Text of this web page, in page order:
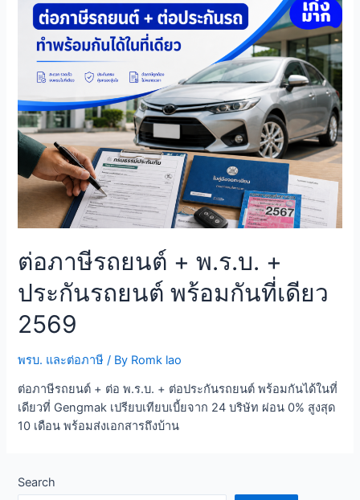
ต่อภาษีรถยนต์ + พ.ร.บ. +
ประกันรถยนต์ พร้อมกันที่เดียว
2569
พรบ. และต่อภาษี / By Romk lao
ต่อภาษีรถยนต์ + ต่อ พ.ร.บ. + ต่อประกันรถยนต์ พร้อมกันได้ในที่
เดียวที่ Gengmak เปรียบเทียบเบี้ยจาก 24 บริษัท ผ่อน 0% สูงสุด
10 เดือน พร้อมส่งเอกสารถึงบ้าน
Search